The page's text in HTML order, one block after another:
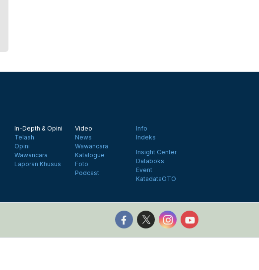
In-Depth & Opini
Telaah
Opini
Wawancara
Laporan Khusus
Video
News
Wawancara
Katalogue
Foto
Podcast
Info
Indeks
Insight Center
Databoks
Event
KatadataOTO
Follow us on Facebook
Follow us on X
Follow us on
Follow us on